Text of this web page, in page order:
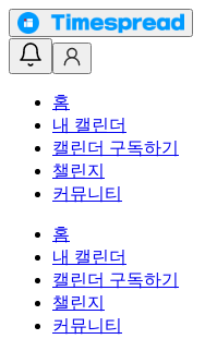
홈
내 캘린더
캘린더 구독하기
챌린지
커뮤니티
홈
내 캘린더
캘린더 구독하기
챌린지
커뮤니티